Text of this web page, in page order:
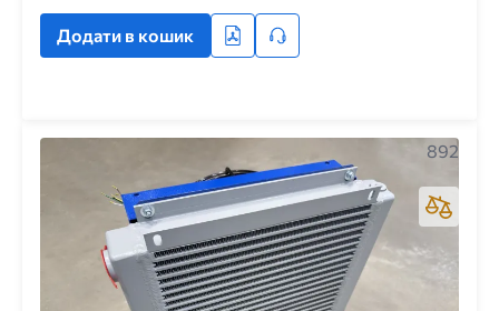
Додати в кошик
892